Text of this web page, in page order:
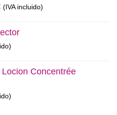
130,00€.
El
actual
45,00€.
(IVA incluido)
Concentrée